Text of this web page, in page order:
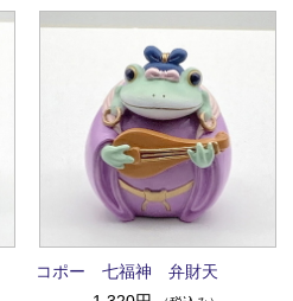
コポー 七福神 弁財天